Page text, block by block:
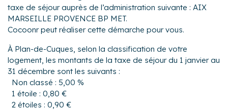
taxe de séjour auprès de l’administration suivante : AIX
MARSEILLE PROVENCE BP MET.
Cocoonr peut réaliser cette démarche pour vous.
À Plan-de-Cuques, selon la classification de votre
logement, les montants de la taxe de séjour du 1 janvier au
31 décembre sont les suivants :
Non classé : 5,00 %
1 étoile : 0,80 €
2 étoiles : 0,90 €